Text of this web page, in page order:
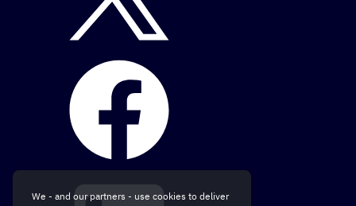
We - and our partners - use cookies to deliver